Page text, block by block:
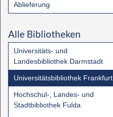
Ablieferung
Alle Bibliotheken
Universitäts- und
Landesbibliothek Darmstadt
Universitätsbibliothek Frankfurt
Hochschul-, Landes- und
Stadtbibliothek Fulda